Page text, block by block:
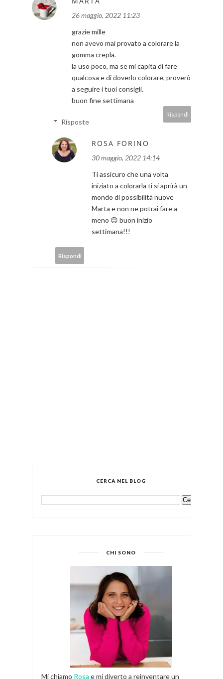
26 maggio, 2022 11:23
grazie mille
non avevo mai provato a colorare la
gomma crepla.
la uso poco, ma se mi capita di fare
qualcosa e di doverlo colorare, proverò
a seguire i tuoi consigli.
buon fine settimana
Rispondi
Risposte
ROSA FORINO
30 maggio, 2022 14:14
Ti assicuro che una volta
iniziato a colorarla ti si aprirà un
mondo di possibilità nuove
Marta e non ne potrai fare a
meno 😊 buon inizio
settimana!!!
Rispondi
CERCA NEL BLOG
CHI SONO
Mi chiamo Rosa e mi diverto a reinventare un